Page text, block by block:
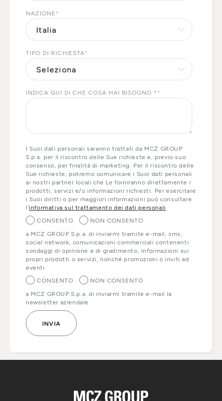
NAZIONE *
TIPO DI RICHIESTA*
INDICA QUI DI CHE COSA HAI BISOGNO * *
I Suoi dati personali saranno trattati da MCZ GROUP
S.p.a. per il riscontro delle Sue richieste e, previo suo
consenso, per finalità di marketing. Per il riscontro delle
Sue richieste, potremo comunicare i Suoi dati personali
ai nostri partner locali che Le forniranno direttamente i
prodotti, servizi e/o informazioni richiesti. Per esercitare
i Suoi diritti o per maggiori informazioni può consultare
l’informativa sul trattamento dei dati personali
CONSENTO
NON CONSENTO
a MCZ GROUP S.p.a. di inviarmi tramite e-mail, sms,
social network, comunicazioni commerciali contenenti
sondaggi di opinione e di gradimento, informazioni sui
propri prodotti o servizi, nonché promozioni o inviti ad
eventi
CONSENTO
NON CONSENTO
a MCZ GROUP S.p.a. di inviarmi tramite e-mail la
newsletter aziendale